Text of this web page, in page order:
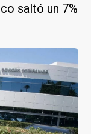
saltó un 7%